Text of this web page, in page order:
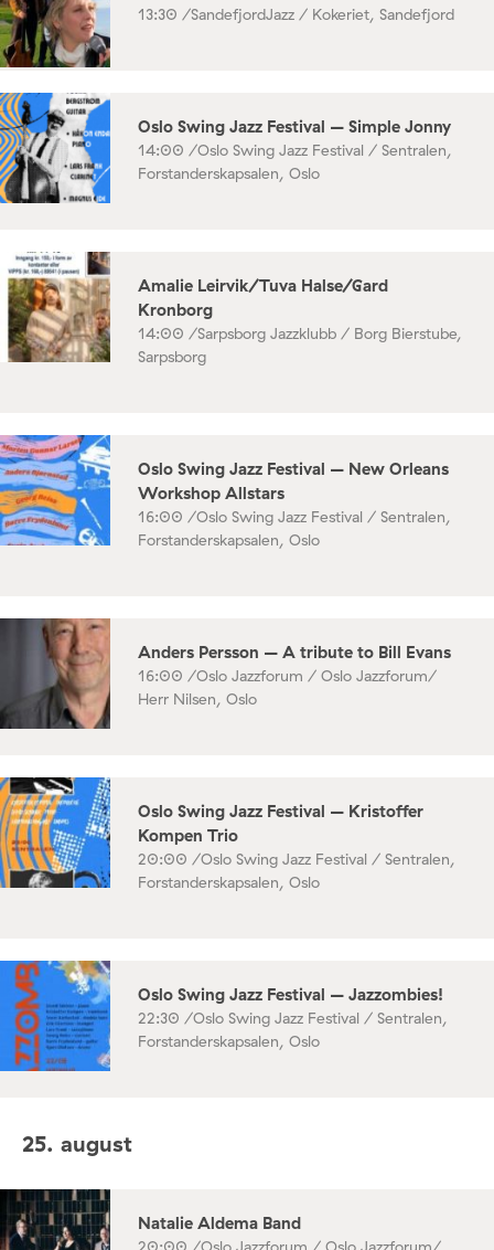
13:30 /SandefjordJazz / Kokeriet, Sandefjord
Oslo Swing Jazz Festival – Simple Jonny
14:00 /Oslo Swing Jazz Festival / Sentralen,
Forstanderskapsalen, Oslo
Amalie Leirvik/Tuva Halse/Gard
Kronborg
14:00 /Sarpsborg Jazzklubb / Borg Bierstube,
Sarpsborg
Oslo Swing Jazz Festival – New Orleans
Workshop Allstars
16:00 /Oslo Swing Jazz Festival / Sentralen,
Forstanderskapsalen, Oslo
Anders Persson – A tribute to Bill Evans
16:00 /Oslo Jazzforum / Oslo Jazzforum/
Herr Nilsen, Oslo
Oslo Swing Jazz Festival – Kristoffer
Kompen Trio
20:00 /Oslo Swing Jazz Festival / Sentralen,
Forstanderskapsalen, Oslo
Oslo Swing Jazz Festival – Jazzombies!
22:30 /Oslo Swing Jazz Festival / Sentralen,
Forstanderskapsalen, Oslo
25. august
Natalie Aldema Band